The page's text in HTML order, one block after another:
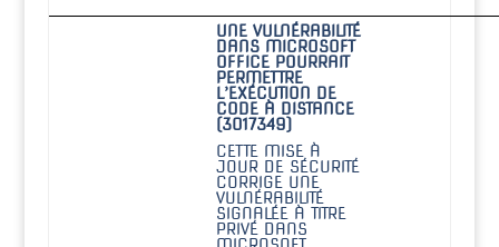
UNE VULNÉRABILITÉ
DANS MICROSOFT
OFFICE POURRAIT
PERMETTRE
L’EXÉCUTION DE
CODE À DISTANCE
(3017349)
CETTE MISE À
JOUR DE SÉCURITÉ
CORRIGE UNE
VULNÉRABILITÉ
SIGNALÉE À TITRE
PRIVÉ DANS